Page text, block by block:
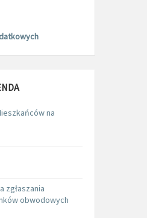
na
zgłaszania
obwodowych